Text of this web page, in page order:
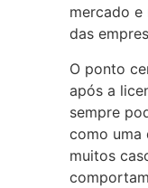
mercado e
das
O ponto
após a
sempre
como uma
muitos